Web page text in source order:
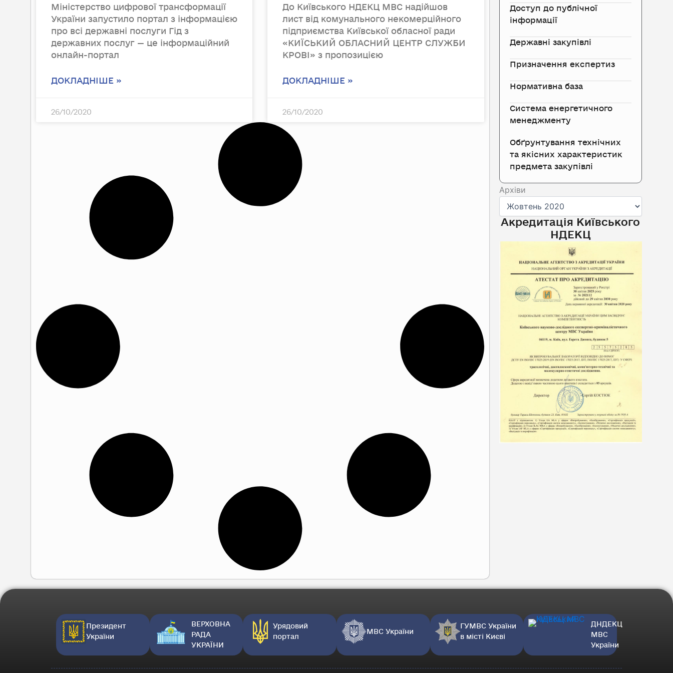
Міністерство цифрової трансформації
України запустило портал з інформацією
про всі державні послуги Гід з
державних послуг — це інформаційний
онлайн-портал
ДОКЛАДНІШЕ »
26/10/2020
До Київського НДЕКЦ МВС надійшов
лист від комунального некомерційного
підприємства Київської обласної ради
«КИЇСЬКИЙ ОБЛАСНИЙ ЦЕНТР СЛУЖБИ
КРОВІ» з пропозицією
ДОКЛАДНІШЕ »
26/10/2020
Доступ до публічної
інформації
Державні закупівлі
Призначення експертиз
Нормативна база
Система енергетичного
менеджменту
Обґрунтування технічних
та якісних характеристик
предмета закупівлі
Архіви
Архіви
Акредитація Київського
НДЕКЦ
Президент
України
ВЕРХОВНА
РАДА
УКРАЇНИ
Урядовий
портал
МВС України
ГУМВС України
в місті Києві
ДНДЕКЦ
МВС
України